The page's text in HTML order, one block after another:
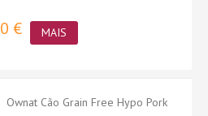
€ MAIS
Ownat Cão Grain Free Hypo Pork